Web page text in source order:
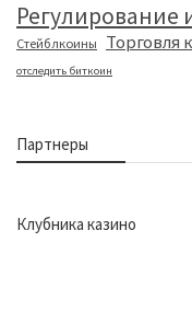
Регулирование
Стейблкоины Торговля
отследить биткоин
Партнеры
Клубника казино